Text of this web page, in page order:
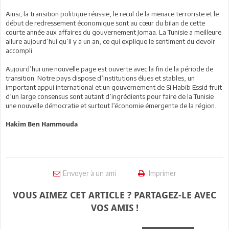
Ainsi, la transition politique réussie, le recul de la menace terroriste et le
début de redressement économique sont au cœur du bilan de cette
courte année aux affaires du gouvernement Jomaa. La Tunisie a meilleure
allure aujourd’hui qu’il y a un an, ce qui explique le sentiment du devoir
accompli.
Aujourd’hui une nouvelle page est ouverte avec la fin de la période de
transition. Notre pays dispose d’institutions élues et stables, un
important appui international et un gouvernement de Si Habib Essid fruit
d’un large consensus sont autant d’ingrédients pour faire de la Tunisie
une nouvelle démocratie et surtout l’économie émergente de la région.
Hakim Ben Hammouda
Envoyer à un ami Imprimer
VOUS AIMEZ CET ARTICLE ? PARTAGEZ-LE AVEC
VOS AMIS !